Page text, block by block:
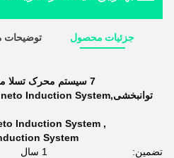
جزئیات محصول
7 سیستم محرک تسلا
,
Induction System
System
تضمین:
1 سال